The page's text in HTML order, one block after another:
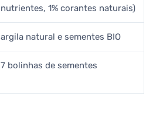
nutrientes, 1% corantes naturais)
argila natural e sementes BIO
7 bolinhas de sementes